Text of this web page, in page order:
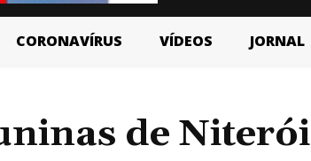
CORONAVÍRUS VÍDEOS JORNAL
de Niterói